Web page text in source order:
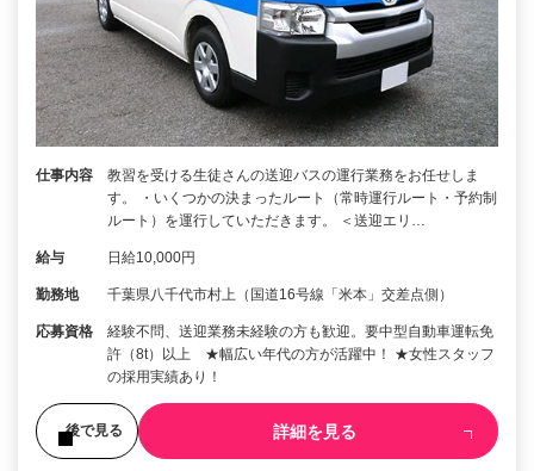
仕事内容
教習を受ける生徒さんの送迎バスの運行業務をお任せしま
す。 ・いくつかの決まったルート（常時運行ルート・予約制
ルート）を運行していただきます。 ＜送迎エリ…
給与 日給10,000円
勤務地 千葉県八千代市村上（国道16号線「米本」交差点側）
応募資格
経験不問、送迎業務未経験の方も歓迎。要中型自動車運転免
許（8t）以上 ★幅広い年代の方が活躍中！ ★女性スタッフ
の採用実績あり！
後で見る 詳細を見る